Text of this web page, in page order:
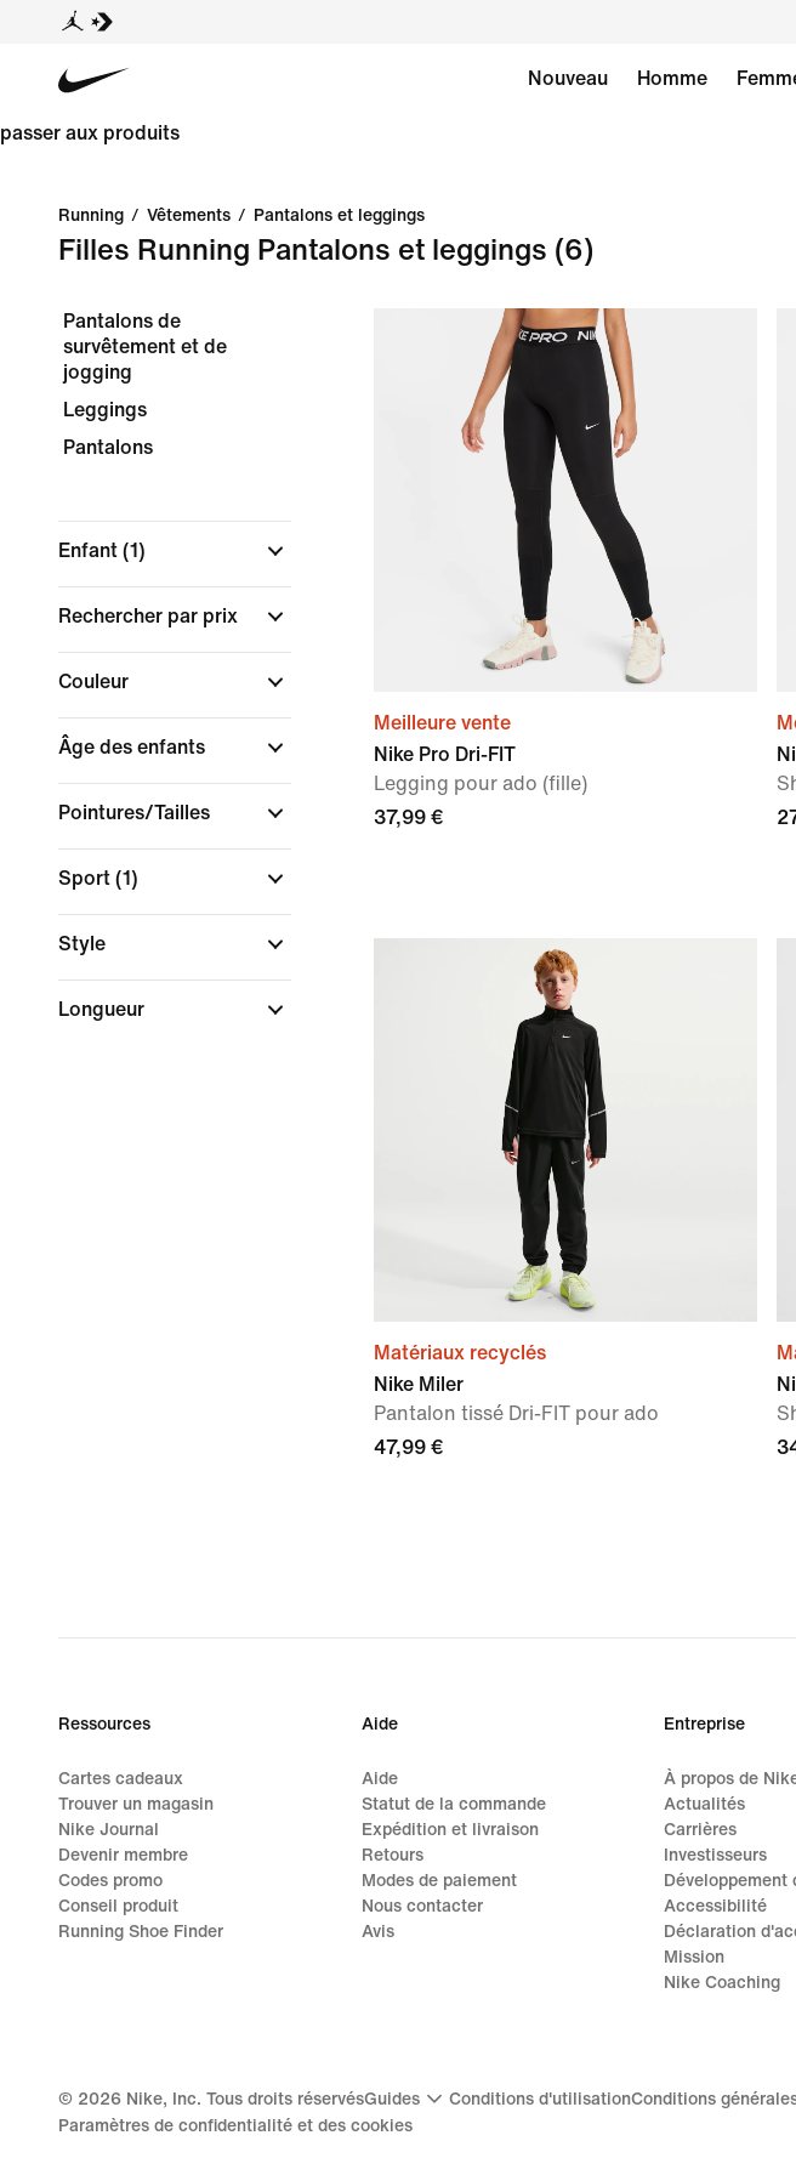
Nouveau Homme
passer aux produits
Running / Vêtements / Pantalons et leggings
Filles Running Pantalons et leggings (6)
Pantalons de
survêtement et de
jogging
Leggings
Pantalons
Enfant (1)
Rechercher par prix
Couleur
Âge des enfants
Pointures/Tailles
Sport (1)
Style
Longueur
Meilleure vente
Nike Pro Dri-FIT
Legging pour ado (fille)
37,99 €
Matériaux recyclés
Nike Miler
Pantalon tissé Dri-FIT pour ado
47,99 €
Ressources
Cartes cadeaux
Trouver un magasin
Nike Journal
Devenir membre
Codes promo
Conseil produit
Running Shoe Finder
Aide
Aide
Statut de la commande
Expédition et livraison
Retours
Modes de paiement
Nous contacter
Avis
Entreprise
À propos de
Actualités
Carrières
Investisseurs
Développement
Accessibilité
Déclaration
Mission
Nike Coaching
© 2026 Nike, Inc. Tous droits réservésGuides Conditions d'utilisationConditions
Paramètres de confidentialité et des cookies